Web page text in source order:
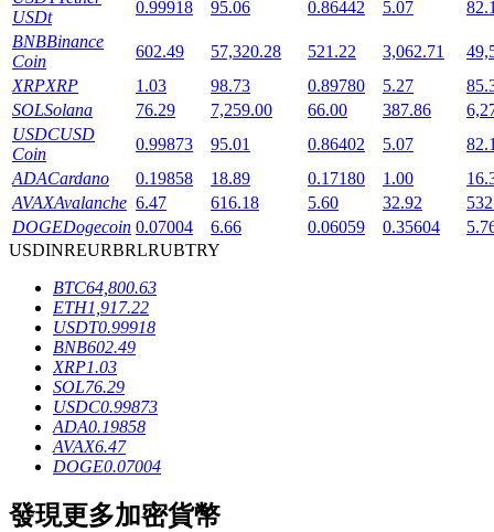
鎖倉BTR
輕鬆獲得多重福利
借貸寶
借貸數字貨幣，及時且安全的服務
USDt
0.99918 95.06 0.86442 5.07
BNBBinance
Coin
602.49 57,320.28 521.22 3,062.71
XRPXRP 1.03 98.73 0.89780 5.27
SOLSolana 76.29 7,259.00 66.00 387.86
USDCUSD
Coin
0.99873 95.01 0.86402 5.07
ADACardano 0.19858 18.89 0.17180 1.00
AVAXAvalanche 6.47 616.18 5.60 32.92
DOGEDogecoin 0.07004 6.66 0.06059 0.35604
USDINREURBRLRUBTRY
BTC64,800.63
ETH1,917.22
USDT0.99918
BNB602.49
XRP1.03
SOL76.29
USDC0.99873
ADA0.19858
AVAX6.47
DOGE0.07004
發現更多加密貨幣